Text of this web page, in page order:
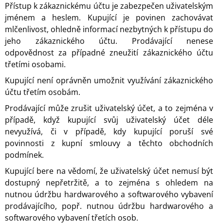
Přístup k zákaznickému účtu je zabezpečen uživatelským
jménem a heslem. Kupující je povinen zachovávat
mlčenlivost, ohledně informací nezbytných k přístupu do
jeho zákaznického účtu. Prodávající nenese
odpovědnost za případné zneužití zákaznického účtu
třetími osobami.
Kupující není oprávněn umožnit využívání zákaznického
účtu třetím osobám.
Prodávající může zrušit uživatelský účet, a to zejména v
případě, když kupující svůj uživatelský účet déle
nevyužívá, či v případě, kdy kupující poruší své
povinnosti z kupní smlouvy a těchto obchodních
podmínek.
Kupující bere na vědomí, že uživatelský účet nemusí být
dostupný nepřetržitě, a to zejména s ohledem na
nutnou údržbu hardwarového a softwarového vybavení
prodávajícího, popř. nutnou údržbu hardwarového a
softwarového vybavení třetích osob.